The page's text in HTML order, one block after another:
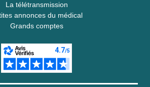
La télétransmission
annonces du médical
Grands comptes